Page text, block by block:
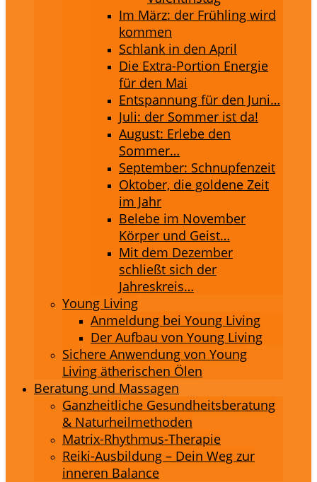
Im März: der Frühling wird
kommen
Schlank in den April
Die Extra-Portion Energie
für den Mai
Entspannung für den Juni…
Juli: der Sommer ist da!
August: Erlebe den
Sommer…
September: Schnupfenzeit
Oktober, die goldene Zeit
im Jahr
Belebe im November
Körper und Geist…
Mit dem Dezember
schließt sich der
Jahreskreis…
Young Living
Anmeldung bei Young Living
Der Aufbau von Young Living
Sichere Anwendung von Young
Living ätherischen Ölen
Beratung und Massagen
Ganzheitliche Gesundheitsberatung
& Naturheilmethoden
Matrix-Rhythmus-Therapie
Reiki-Ausbildung – Dein Weg zur
inneren Balance